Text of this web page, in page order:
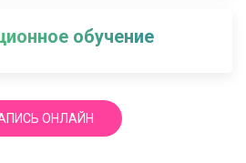
обучение
ОНЛАЙН